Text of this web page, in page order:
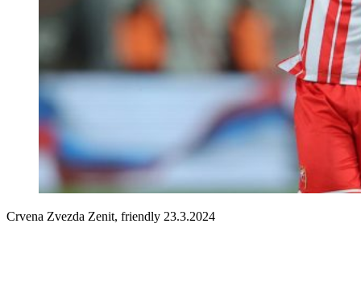
Crvena Zvezda Zenit, friendly 23.3.2024